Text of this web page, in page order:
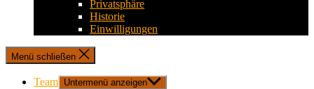
Privatsphäre
Historie
Einwilligungen
Menü schließen
Team Untermenü anzeigen